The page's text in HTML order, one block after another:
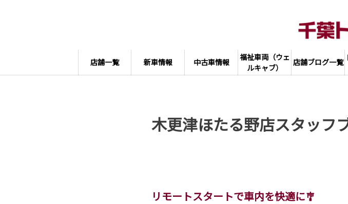
店舗一覧 新車情報 中古車情報
福祉車両（ウェ
ルキャブ）
店舗ブログ一覧
木更津ほたる野店スタッフ
リモートスタートで車内を快適に🎐